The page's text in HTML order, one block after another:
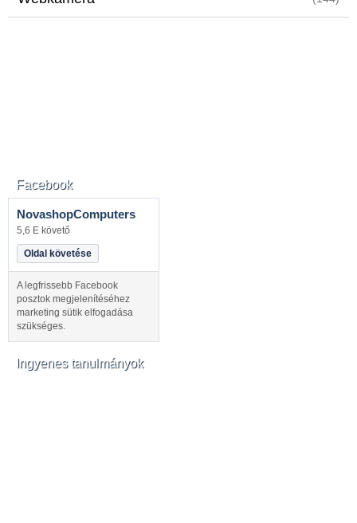
Facebook
NovashopComputers
5,6 E követő
Oldal követése
A legfrissebb Facebook
posztok megjelenítéséhez
marketing sütik elfogadása
szükséges.
Ingyenes tanulmányok